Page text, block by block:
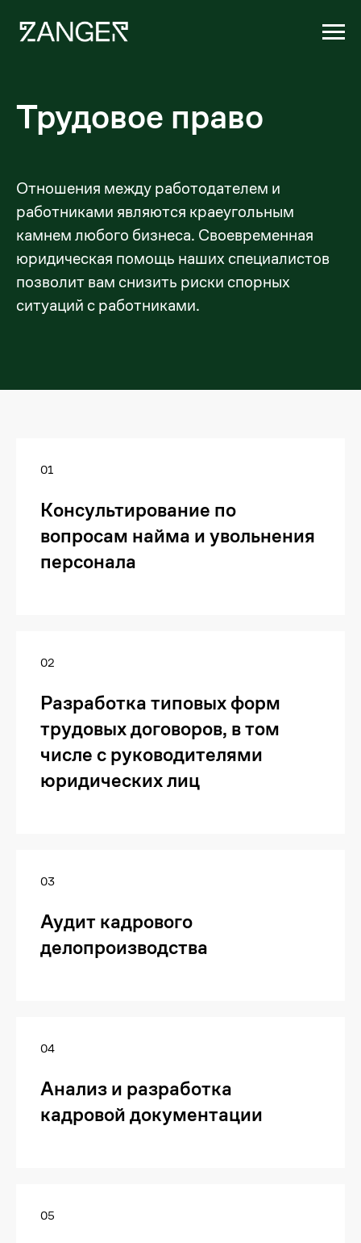
Трудовое право
Отношения между работодателем и
работниками являются краеугольным
камнем любого бизнеса. Своевременная
юридическая помощь наших специалистов
позволит вам снизить риски спорных
ситуаций с работниками.
01
Консультирование по
вопросам найма и увольнения
персонала
02
Разработка типовых форм
трудовых договоров, в том
числе с руководителями
юридических лиц
03
Аудит кадрового
делопроизводства
04
Анализ и разработка
кадровой документации
05